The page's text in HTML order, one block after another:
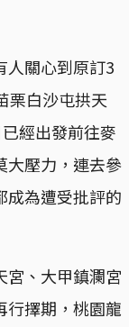
人關心到原訂3
栗白沙屯拱天
經出發前往麥
大壓力，連去參
成為遭受批評的
宮、大甲鎮瀾宮
行擇期，桃園龍